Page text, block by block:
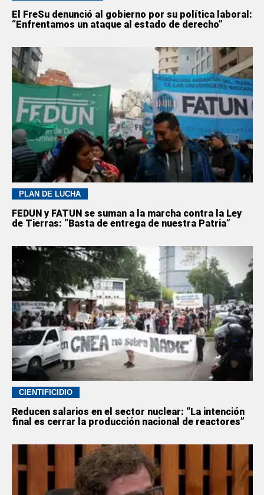
El FreSu denunció al gobierno por su política laboral:
“Enfrentamos un ataque al estado de derecho”
PLAN DE LUCHA
FEDUN y FATUN se suman a la marcha contra la Ley
de Tierras: “Basta de entrega de nuestra Patria”
CIENTIFICIDIO
Reducen salarios en el sector nuclear: “La intención
final es cerrar la producción nacional de reactores”